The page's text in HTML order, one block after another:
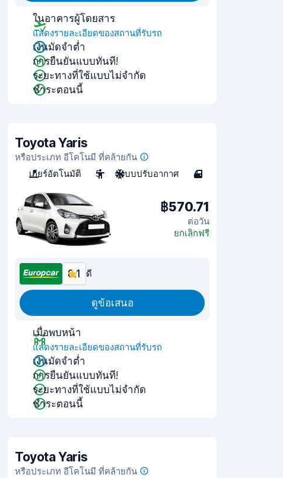
ในอาคารผู้โดยสาร
แสดงรายละเอียดของสถานที่รับรถ
เงินมัดจำต่ำ
การยืนยันแบบทันที!
ระยะทางที่ใช้แบบไม่จำกัด
ชำระตอนนี้
Toyota Yaris
หรือประเภท อีโคโนมี ที่คล้ายกัน
เกียร์อัตโนมัติ
5 ระบบปรับอากาศ 4
฿570.71
ต่อวัน
ยกเลิกฟรี
8.1 ดี
ดูข้อเสนอ
เมื่อพบหน้า
แสดงรายละเอียดของสถานที่รับรถ
เงินมัดจำต่ำ
การยืนยันแบบทันที!
ระยะทางที่ใช้แบบไม่จำกัด
ชำระตอนนี้
Toyota Yaris
หรือประเภท อีโคโนมี ที่คล้ายกัน